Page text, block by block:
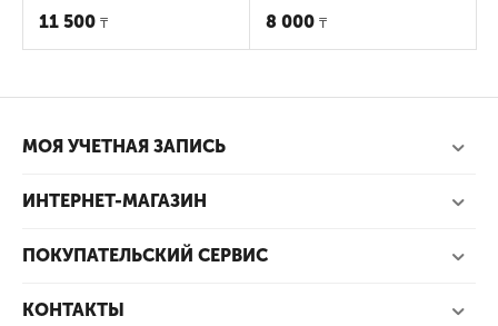
11 500 ₸ 8 000 ₸
МОЯ УЧЕТНАЯ ЗАПИСЬ
ИНТЕРНЕТ-МАГАЗИН
ПОКУПАТЕЛЬСКИЙ СЕРВИС
КОНТАКТЫ